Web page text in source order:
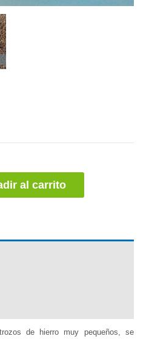
al carrito
de hierro muy pequeños, se